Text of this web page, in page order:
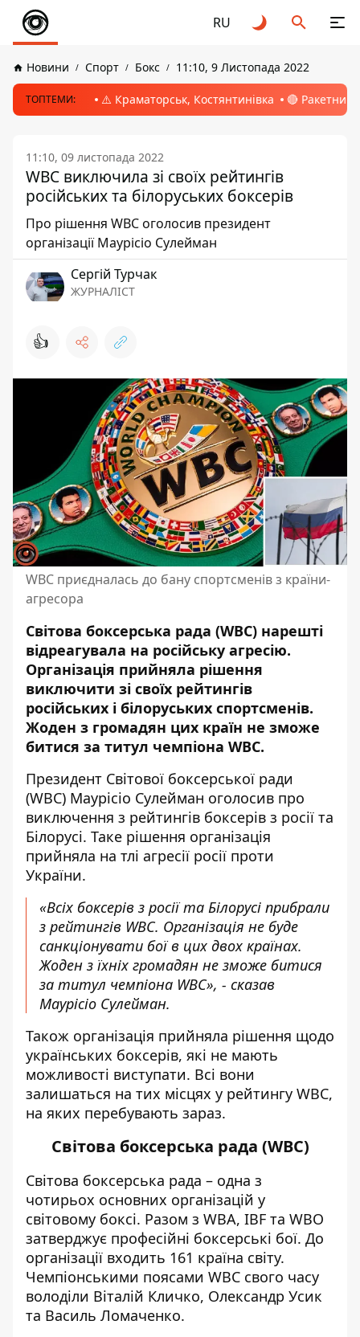
RU
Новини Спорт Бокс 11:10, 9 Листопада 2022
ТОПТЕМИ: ⚠️ Краматорськ, Костянтинівка 🔴 Ракетний
11:10, 09 листопада 2022
WBC виключила зі своїх рейтингів
російських та білоруських боксерів
Про рішення WBC оголосив президент
організації Маурісіо Сулейман
Сергій Турчак
ЖУРНАЛІСТ
👍
WBC приєдналась до бану спортсменів з країни-
агресора
Світова боксерська рада (WBC) нарешті
відреагувала на російську агресію.
Організація прийняла рішення
виключити зі своїх рейтингів
російських і білоруських спортсменів.
Жоден з громадян цих країн не зможе
битися за титул чемпіона WBC.
Президент Світової боксерської ради
(WBC) Маурісіо Сулейман оголосив про
виключення з рейтингів боксерів з росії та
Білорусі. Таке рішення організація
прийняла на тлі агресії росії проти
України.
«Всіх боксерів з росії та Білорусі прибрали
з рейтингів WBC. Організація не буде
санкціонувати бої в цих двох країнах.
Жоден з їхніх громадян не зможе битися
за титул чемпіона WBC», - сказав
Маурісіо Сулейман.
Також організація прийняла рішення щодо
українських боксерів, які не мають
можливості виступати. Всі вони
залишаться на тих місцях у рейтингу WBC,
на яких перебувають зараз.
Світова боксерська рада (WBC)
Світова боксерська рада – одна з
чотирьох основних організацій у
світовому боксі. Разом з WBA, IBF та WBO
затверджує професійні боксерські бої. До
організації входить 161 країна світу.
Чемпіонськими поясами WBC свого часу
володіли Віталій Кличко, Олександр Усик
та Василь Ломаченко.